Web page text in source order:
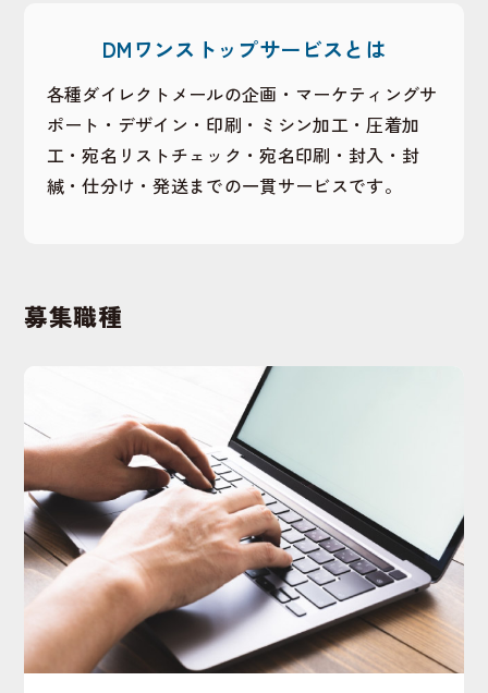
DMワンストップサービスとは
各種ダイレクトメールの企画・マーケティングサ
ポート・デザイン・印刷・ミシン加工・圧着加
工・宛名リストチェック・宛名印刷・封入・封
緘・仕分け・発送までの一貫サービスです。
募集職種